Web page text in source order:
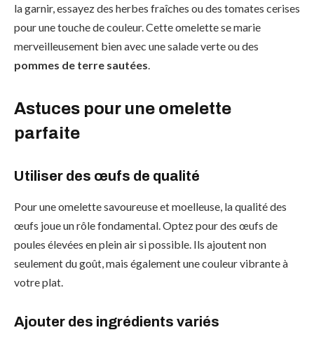
la garnir, essayez des herbes fraîches ou des tomates cerises
pour une touche de couleur. Cette omelette se marie
merveilleusement bien avec une salade verte ou des
pommes de terre sautées
Astuces pour une omelette
parfaite
Utiliser des œufs de qualité
Pour une omelette savoureuse et moelleuse, la qualité des
œufs joue un rôle fondamental. Optez pour des œufs de
poules élevées en plein air si possible. Ils ajoutent non
seulement du goût, mais également une couleur vibrante à
votre plat.
Ajouter des ingrédients variés